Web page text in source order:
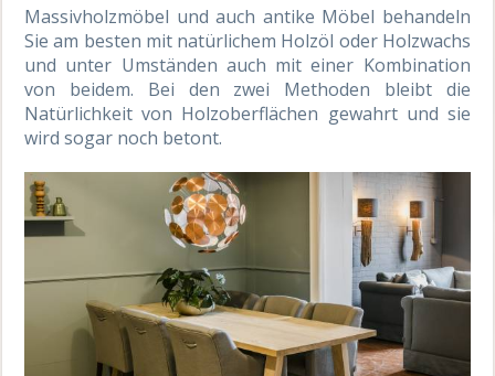
Massivholzmöbel und auch antike Möbel behandeln
Sie am besten mit natürlichem Holzöl oder Holzwachs
und unter Umständen auch mit einer Kombination
von beidem. Bei den zwei Methoden bleibt die
Natürlichkeit von Holzoberflächen gewahrt und sie
wird sogar noch betont.